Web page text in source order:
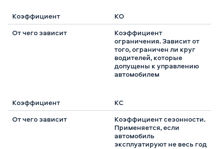
КО
Коэффициент
ограничения. Зависит от
того, ограничен ли круг
водителей, которые
допущены к управлению
автомобилем
КС
Коэффициент сезонности.
Применяется, если
автомобиль
эксплуатируют не весь год